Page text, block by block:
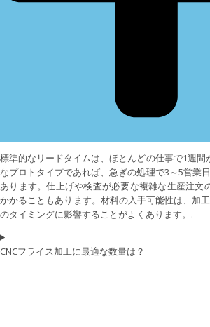
標準的なリードタイムは、ほとんどの仕事で1週間
なプロトタイプであれば、急ぎの処理で3～5営業
あります。仕上げや検査が必要な複雑な生産注文
かかることもあります。材料の入手可能性は、加
のタイミングに影響することがよくあります。.
CNCフライス加工に最適な数量は？